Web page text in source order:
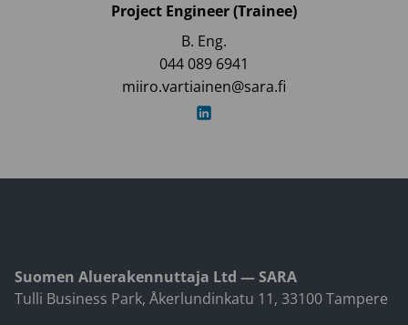
Project Engineer (Trainee)
B. Eng.
044 089 6941
miiro.vartiainen@sara.fi
Suomen Aluerakennuttaja Ltd — SARA
Tulli Business Park, Åkerlundinkatu 11, 33100 Tampere